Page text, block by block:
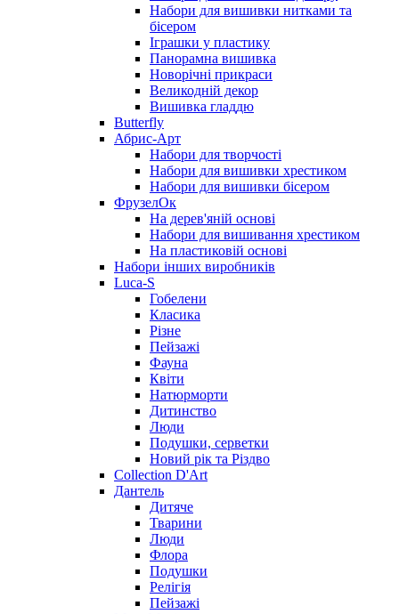
Набори для вишивки нитками та
бісером
Іграшки у пластику
Панорамна вишивка
Новорічні прикраси
Великодній декор
Вишивка гладдю
Butterfly
Абрис-Арт
Набори для творчості
Набори для вишивки хрестиком
Набори для вишивки бісером
ФрузелОк
На дерев'яній основі
Набори для вишивання хрестиком
На пластиковій основі
Набори інших виробників
Luca-S
Гобелени
Класика
Різне
Пейзажі
Фауна
Квіти
Натюрморти
Дитинство
Люди
Подушки, серветки
Новий рік та Різдво
Collection D'Art
Дантель
Дитяче
Тварини
Люди
Флора
Подушки
Релігія
Пейзажі